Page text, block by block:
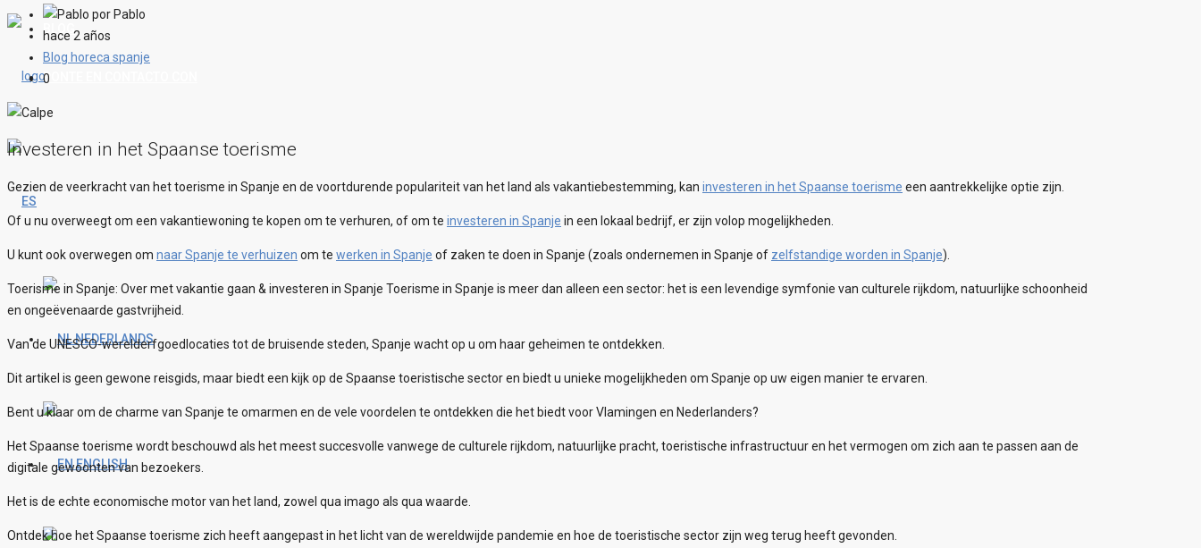
NEDERLANDS
ENGLISH
BLOG
PONTE EN CONTACTO CON
por Pablo
hace 2 años
Blog horeca spanje
0
Investeren in het Spaanse toerisme
Gezien de veerkracht van het toerisme in Spanje en de voortdurende populariteit van het land als vakantiebestemming, kan investeren in het Spaanse toerisme een aantrekkelijke optie zijn.
Of u nu overweegt om een vakantiewoning te kopen om te verhuren, of om te investeren in Spanje in een lokaal bedrijf, er zijn volop mogelijkheden.
U kunt ook overwegen om naar Spanje te verhuizen om te werken in Spanje of zaken te doen in Spanje (zoals ondernemen in Spanje of zelfstandige worden in Spanje).
Toerisme in Spanje: Over met vakantie gaan & investeren in Spanje Toerisme in Spanje is meer dan alleen een sector: het is een levendige symfonie van culturele rijkdom, natuurlijke schoonheid
en ongeëvenaarde gastvrijheid.
Van de UNESCO-werelderfgoedlocaties tot de bruisende steden, Spanje wacht op u om haar geheimen te ontdekken.
Dit artikel is geen gewone reisgids, maar biedt een kijk op de Spaanse toeristische sector en biedt u unieke mogelijkheden om Spanje op uw eigen manier te ervaren.
Bent u klaar om de charme van Spanje te omarmen en de vele voordelen te ontdekken die het biedt voor Vlamingen en Nederlanders?
Het Spaanse toerisme wordt beschouwd als het meest succesvolle vanwege de culturele rijkdom, natuurlijke pracht, toeristische infrastructuur en het vermogen om zich aan te passen aan de
digitale gewoonten van bezoekers.
Het is de echte economische motor van het land, zowel qua imago als qua waarde.
Ontdek hoe het Spaanse toerisme zich heeft aangepast in het licht van de wereldwijde pandemie en hoe de toeristische sector zijn weg terug heeft gevonden.